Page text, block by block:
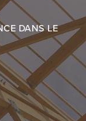
DANS LE